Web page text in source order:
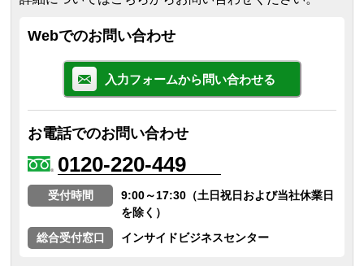
Webでのお問い合わせ
入力フォームから問い合わせる
お電話でのお問い合わせ
0120-220-449
受付時間
9:00～17:30（土日祝日および当社休業日
を除く）
総合受付窓口
インサイドビジネスセンター